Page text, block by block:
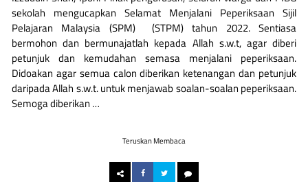
sekolah mengucapkan Selamat Menjalani Peperiksaan Sijil
Pelajaran Malaysia (SPM) (STPM) tahun 2022. Sentiasa
bermohon dan bermunajatlah kepada Allah s.w.t, agar diberi
petunjuk dan kemudahan semasa menjalani peperiksaan.
Didoakan agar semua calon diberikan ketenangan dan petunjuk
daripada Allah s.w.t. untuk menjawab soalan-soalan peperiksaan.
Semoga diberikan …
Teruskan Membaca